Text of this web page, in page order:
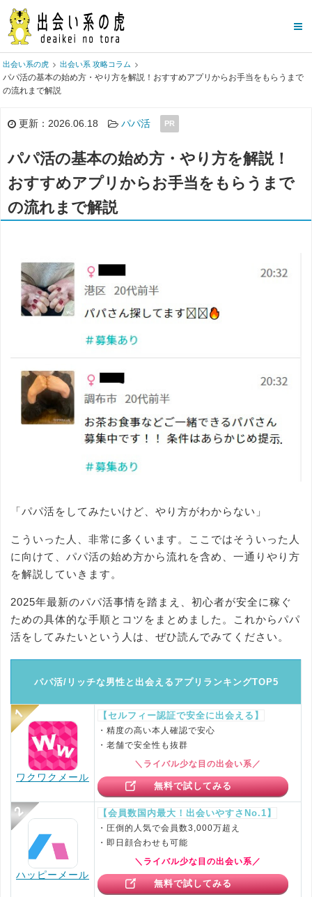
出会い系の虎 出会い系 攻略コラム
パパ活の基本の始め方・やり方を解説！おすすめアプリからお手当をもらうまで
の流れまで解説
更新：2026.06.18 パパ活 PR
パパ活の基本の始め方・やり方を解説！
おすすめアプリからお手当をもらうまで
の流れまで解説
「パパ活をしてみたいけど、やり方がわからない」
こういった人、非常に多くいます。ここではそういった人
に向けて、パパ活の始め方から流れを含め、一通りやり方
を解説していきます。
2025年最新のパパ活事情を踏まえ、初心者が安全に稼ぐ
ための具体的な手順とコツをまとめました。これからパパ
活をしてみたいという人は、ぜひ読んでみてください。
パパ活/リッチな男性と出会えるアプリランキングTOP5
ワクワクメール
【セルフィー認証で安全に出会える】
・精度の高い本人確認で安心
・老舗で安全性も抜群
＼ライバル少な目の出会い系／
無料で試してみる
ハッピーメール
【会員数国内最大！出会いやすさNo.1】
・圧倒的人気で会員数3,000万超え
・即日顔合わせも可能
＼ライバル少な目の出会い系／
無料で試してみる